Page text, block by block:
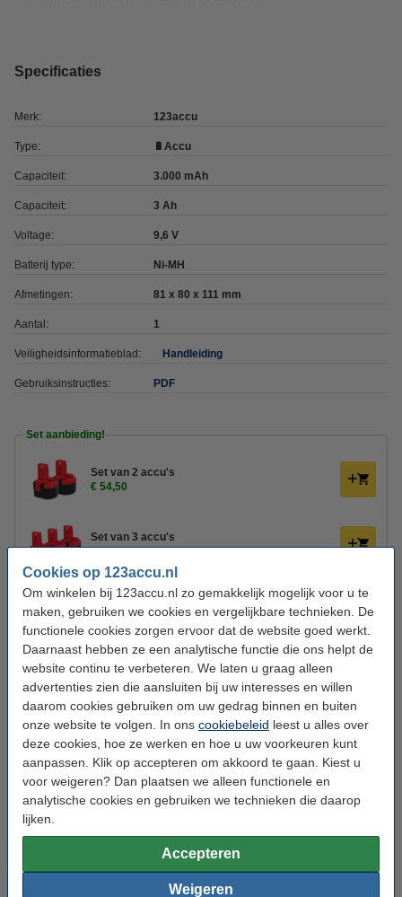
Cookies op 123accu.nl
Om winkelen bij 123accu.nl zo gemakkelijk mogelijk voor u te
maken, gebruiken we cookies en vergelijkbare technieken. De
functionele cookies zorgen ervoor dat de website goed werkt.
Daarnaast hebben ze een analytische functie die ons helpt de
website continu te verbeteren. We laten u graag alleen
advertenties zien die aansluiten bij uw interesses en willen
daarom cookies gebruiken om uw gedrag binnen en buiten
onze website te volgen. In ons cookiebeleid leest u alles over
deze cookies, hoe ze werken en hoe u uw voorkeuren kunt
aanpassen. Klik op accepteren om akkoord te gaan. Kiest u
voor weigeren? Dan plaatsen we alleen functionele en
analytische cookies en gebruiken we technieken die daarop
lijken.
Accepteren
Weigeren
Specificaties
Merk: 123accu
Type: 🔋Accu
Capaciteit: 3.000 mAh
Capaciteit: 3 Ah
Voltage: 9,6 V
Batterij type: Ni-MH
Afmetingen: 81 x 80 x 111 mm
Aantal: 1
Veiligheidsinformatieblad: Handleiding
Gebruiksinstructies: PDF
Set aanbieding!
Set van 2 accu's
€ 54,50
Set van 3 accu's
€ 74,50
Set van 1 accu + lader
€ 54,50
Set van 2 accu's + lader
€ 74,50
Set van 3 accu's + lader
€ 89,50
Bestel mee!